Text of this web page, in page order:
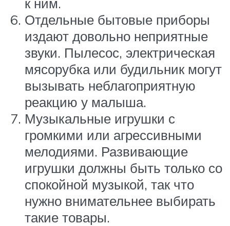
Отдельные бытовые приборы
издают довольно неприятные
звуки. Пылесос, электрическая
мясорубка или будильник могут
вызывать неблагоприятную
реакцию у малыша.
Музыкальные игрушки с
громкими или агрессивными
мелодиями. Развивающие
игрушки должны быть только со
спокойной музыкой, так что
нужно внимательнее выбирать
такие товары.